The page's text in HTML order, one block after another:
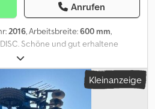
Anrufen
2016, Arbeitsbreite:600 mm,
Schöne und gut erhaltene
4 Stützrädern vorne und doppelter
Cjdpfjyt Addex Aiqjha
Kleinanzeige